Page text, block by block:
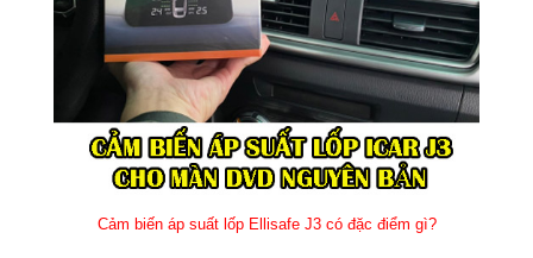
Cảm biến áp suất lốp Ellisafe J3 có đặc điểm gì?